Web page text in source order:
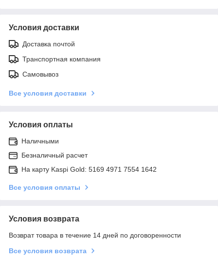
Условия доставки
Доставка почтой
Транспортная компания
Самовывоз
Все условия доставки
Условия оплаты
Наличными
Безналичный расчет
На карту Kaspi Gold: 5169 4971 7554 1642
Все условия оплаты
Условия возврата
Возврат товара в течение 14 дней по договоренности
Все условия возврата